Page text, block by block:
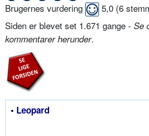
Brugernes vurdering 5,0 (6
Siden er blevet set 1.671 gange - Se
kommentarer herunder.
• Leopard